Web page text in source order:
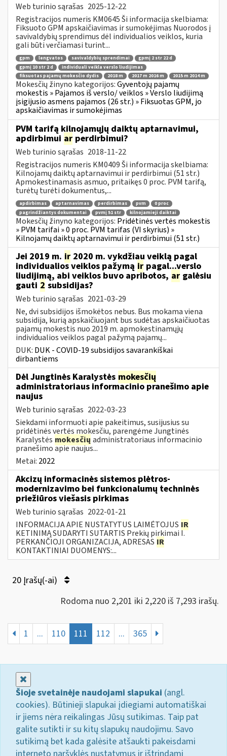
Web turinio sąrašas 2025-12-22
Registracijos numeris KM0645 Ši informacija skelbiama:
Fiksuoto GPM apskaičiavimas ir sumokėjimas Nuorodos į
savivaldybių sprendimus dėl individualios veiklos, kuria
gali būti verčiamasi turint...
gpm lengvatos savivaldybių sprendimai
gpmį 2 str 22 d
gpmį 10 str 2 d
individuali veikla verslo liudijimas
fiksuotas pajamų mokesčio dydis
2018 m 2017 m 2016 m 2015 m 2014 m
Mokesčių žinyno kategorijos:Gyventojų pajamų
mokestis » Pajamos iš verslo/ veiklos » Verslo liudijimą
įsigijusio asmens pajamos (26 str.) » Fiksuotas GPM, jo
apskaičiavimas ir sumokėjimas
PVM tarifą kilnojamųjų daiktų aptarnavimui,
apdirbimui ar perdirbimui?
Web turinio sąrašas 2018-11-22
Registracijos numeris KM0409 Ši informacija skelbiama:
Kilnojamų daiktų aptarnavimui ir perdirbimui (51 str.)
Apmokestinamasis asmuo, pritaikęs 0 proc. PVM tarifą,
turėtų turėti dokumentus,...
apdirbimas aptarnavimas perdirbimas pvm
0 proc
pagrindžiantys dokumentai
pvmį 51 str kilnojamieji daiktai
Mokesčių žinyno kategorijos: Pridėtinės vertės mokestis
» PVM tarifai » 0 proc. PVM tarifas (VI skyrius) »
Kilnojamų daiktų aptarnavimui ir perdirbimui (51 str.)
Jei 2019 m. ir 2020 m. vykdžiau veiklą pagal
individualios veiklos pažymą ir pagal...verslo
liudijimą, abi veiklos buvo apribotos, ar galėsiu
gauti 2 subsidijas?
Web turinio sąrašas 2021-03-29
Ne, dvi subsidijos išmokėtos nebus. Bus mokama viena
subsidija, kurią apskaičiuojant bus sudėtas apskaičiuotas
pajamų mokestis nuo 2019 m. apmokestinamųjų
individualios veiklos pagal pažymą pajamų...
DUK: DUK - COVID-19 subsidijos savarankiškai
dirbantiems
Dėl Jungtinės Karalystės mokesčių
administratoriaus informacinio pranešimo apie
naujus
Web turinio sąrašas 2022-03-23
Siekdami informuoti apie pakeitimus, susijusius su
pridėtinės vertės mokesčiu, parengėme Jungtinės
Karalystės mokesčių administratoriaus informacinio
pranešimo apie naujus...
Metai: 2022
Akcizų informacinės sistemos plėtros-
modernizavimo bei funkcionalumų techninės
priežiūros viešasis pirkimas
Web turinio sąrašas 2022-01-21
INFORMACIJA APIE NUSTATYTUS LAIMĖTOJUS IR
KETINIMĄ SUDARYTI SUTARTIS Prekių pirkimai I.
PERKANČIOJI ORGANIZACIJA, ADRESAS IR
KONTAKTINIAI DUOMENYS:...
20 Įrašų(-ai)
Rodoma nuo 2,201 iki 2,220 iš 7,293 irašų.
1 ... 110 111 112 ... 365
Šioje svetainėje naudojami slapukai (angl.
cookies). Būtinieji slapukai įdiegiami automatiškai
ir jiems nėra reikalingas Jūsų sutikimas. Taip pat
galite sutikti ir su kitų slapukų naudojimu. Savo
sutikimą bet kada galėsite atšaukti pakeisdami
interneto naršyklės nustatymus ir ištrindami